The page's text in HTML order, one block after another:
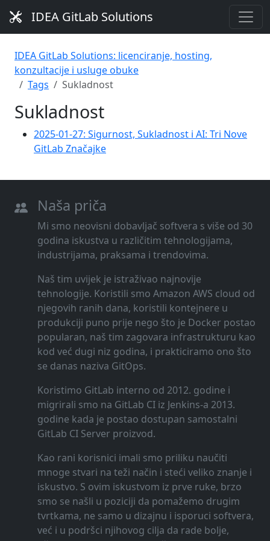
IDEA GitLab Solutions
IDEA GitLab Solutions: licenciranje, hosting,
konzultacije i usluge obuke
Tags
Sukladnost
Sukladnost
2025-01-27: Sigurnost, Sukladnost i AI: Tri Nove
GitLab Značajke
Naša priča
Mi smo neovisni dobavljač softvera s više od 30
godina iskustva u različitim tehnologijama,
industrijama, praksama i trendovima.
Naš tim uvijek je istraživao najnovije
tehnologije. Koristili smo Amazon AWS cloud od
njegovih ranih dana, koristili kontejnere u
produkciji puno prije nego što je Docker postao
popularan, naš tim zagovara infrastrukturu kao
kod već dugi niz godina, i prakticiramo ono što
se danas naziva GitOps.
Koristimo GitLab interno od 2012. godine i
migrirali smo na GitLab CI iz Jenkins-a 2013.
godine kada je postao dostupan samostalni
GitLab CI Server proizvod.
Kao rani korisnici imali smo priliku naučiti
mnoge stvari na teži način i steći veliko znanje i
iskustvo. S ovim iskustvom iz prve ruke, brzo
smo se našli u poziciji da pomažemo drugim
tvrtkama, ne samo u dizajnu i isporuci softvera,
već i u podršci njihovog cilja da rade bolje,